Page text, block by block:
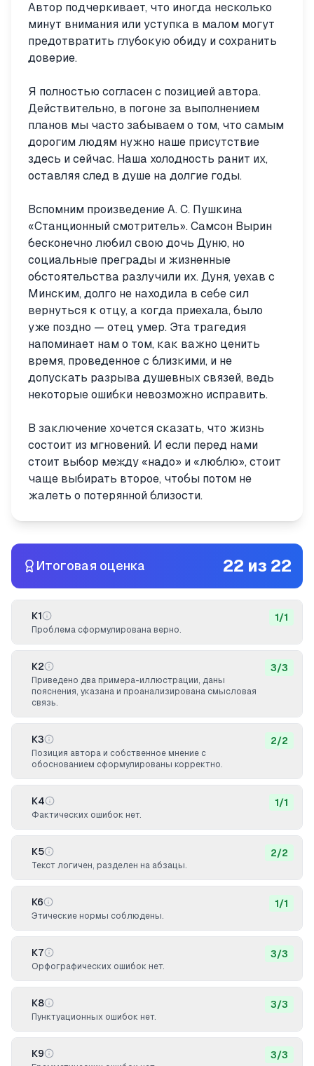
Автор подчеркивает, что иногда несколько
минут внимания или уступка в малом могут
предотвратить глубокую обиду и сохранить
доверие.
Я полностью согласен с позицией автора.
Действительно, в погоне за выполнением
планов мы часто забываем о том, что самым
дорогим людям нужно наше присутствие
здесь и сейчас. Наша холодность ранит их,
оставляя след в душе на долгие годы.
Вспомним произведение А. С. Пушкина
«Станционный смотритель». Самсон Вырин
бесконечно любил свою дочь Дуню, но
социальные преграды и жизненные
обстоятельства разлучили их. Дуня, уехав с
Минским, долго не находила в себе сил
вернуться к отцу, а когда приехала, было
уже поздно — отец умер. Эта трагедия
напоминает нам о том, как важно ценить
время, проведенное с близкими, и не
допускать разрыва душевных связей, ведь
некоторые ошибки невозможно исправить.
В заключение хочется сказать, что жизнь
состоит из мгновений. И если перед нами
стоит выбор между «надо» и «люблю», стоит
чаще выбирать второе, чтобы потом не
жалеть о потерянной близости.
Итоговая оценка 22 из 22
К1
Проблема сформулирована верно.
1/1
К2
Приведено два примера-иллюстрации, даны
пояснения, указана и проанализирована смысловая
связь.
3/3
К3
Позиция автора и собственное мнение с
обоснованием сформулированы корректно.
2/2
К4
Фактических ошибок нет.
1/1
К5
Текст логичен, разделен на абзацы.
2/2
К6
Этические нормы соблюдены.
1/1
К7
Орфографических ошибок нет.
3/3
К8
Пунктуационных ошибок нет.
3/3
К9 3/3